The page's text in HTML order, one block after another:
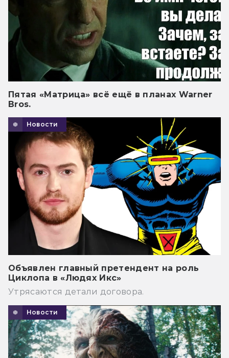
Пятая «Матрица» всё ещё в планах Warner
Bros.
Новости
Объявлен главный претендент на роль
Циклопа в «Людях Икс»
Утрясаются детали договора.
Новости